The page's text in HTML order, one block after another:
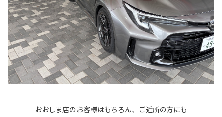
おおしま店のお客様はもちろん、ご近所の方にも